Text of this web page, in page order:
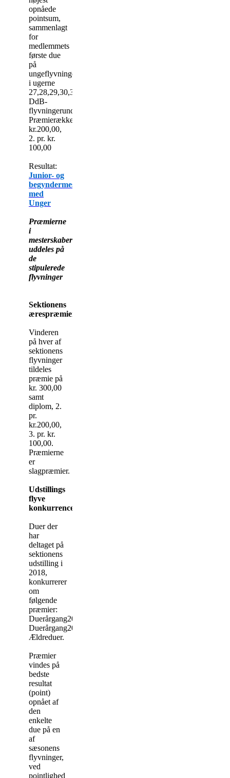
opnåede
pointsum,
sammenlagt
for
medlemmets
første due
på
ungeflyvningerne
i ugerne
27,28,29,30,31,
DdB-
flyvningerundtaget.
Præmierække1.pr.
kr.200,00,
2. pr. kr.
100,00
Resultat:
Junior- og
begyndermesterskaber
med
Unger
Præmierne
i
mesterskaberne
uddeles på
de
stipulerede
flyvninger
Sektionens
ærespræmier:
Vinderen
på hver af
sektionens
flyvninger
tildeles
præmie på
kr. 300,00
samt
diplom, 2.
pr.
kr.200,00,
3. pr. kr.
100,00.
Præmierne
er
slagpræmier.
Udstillings
flyve
konkurrencer:
Duer der
har
deltaget på
sektionens
udstilling i
2018,
konkurrerer
om
følgende
præmier:
Duerårgang2017
Duerårgang2016
Ældreduer.
Præmier
vindes på
bedste
resultat
(point)
opnået af
den
enkelte
due på en
af
sæsonens
flyvninger,
ved
pointlighed